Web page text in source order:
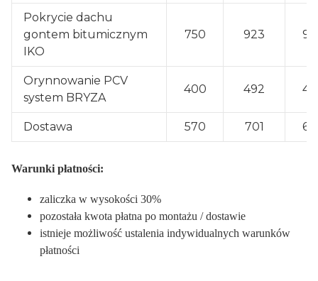
Pokrycie dachu
gontem bitumicznym
IKO
750 923
Orynnowanie PCV
system BRYZA
400 492
Dostawa 570 701
Warunki płatności:
zaliczka w wysokości 30%
pozostała kwota płatna po montażu / dostawie
istnieje możliwość ustalenia indywidualnych warunków
płatności